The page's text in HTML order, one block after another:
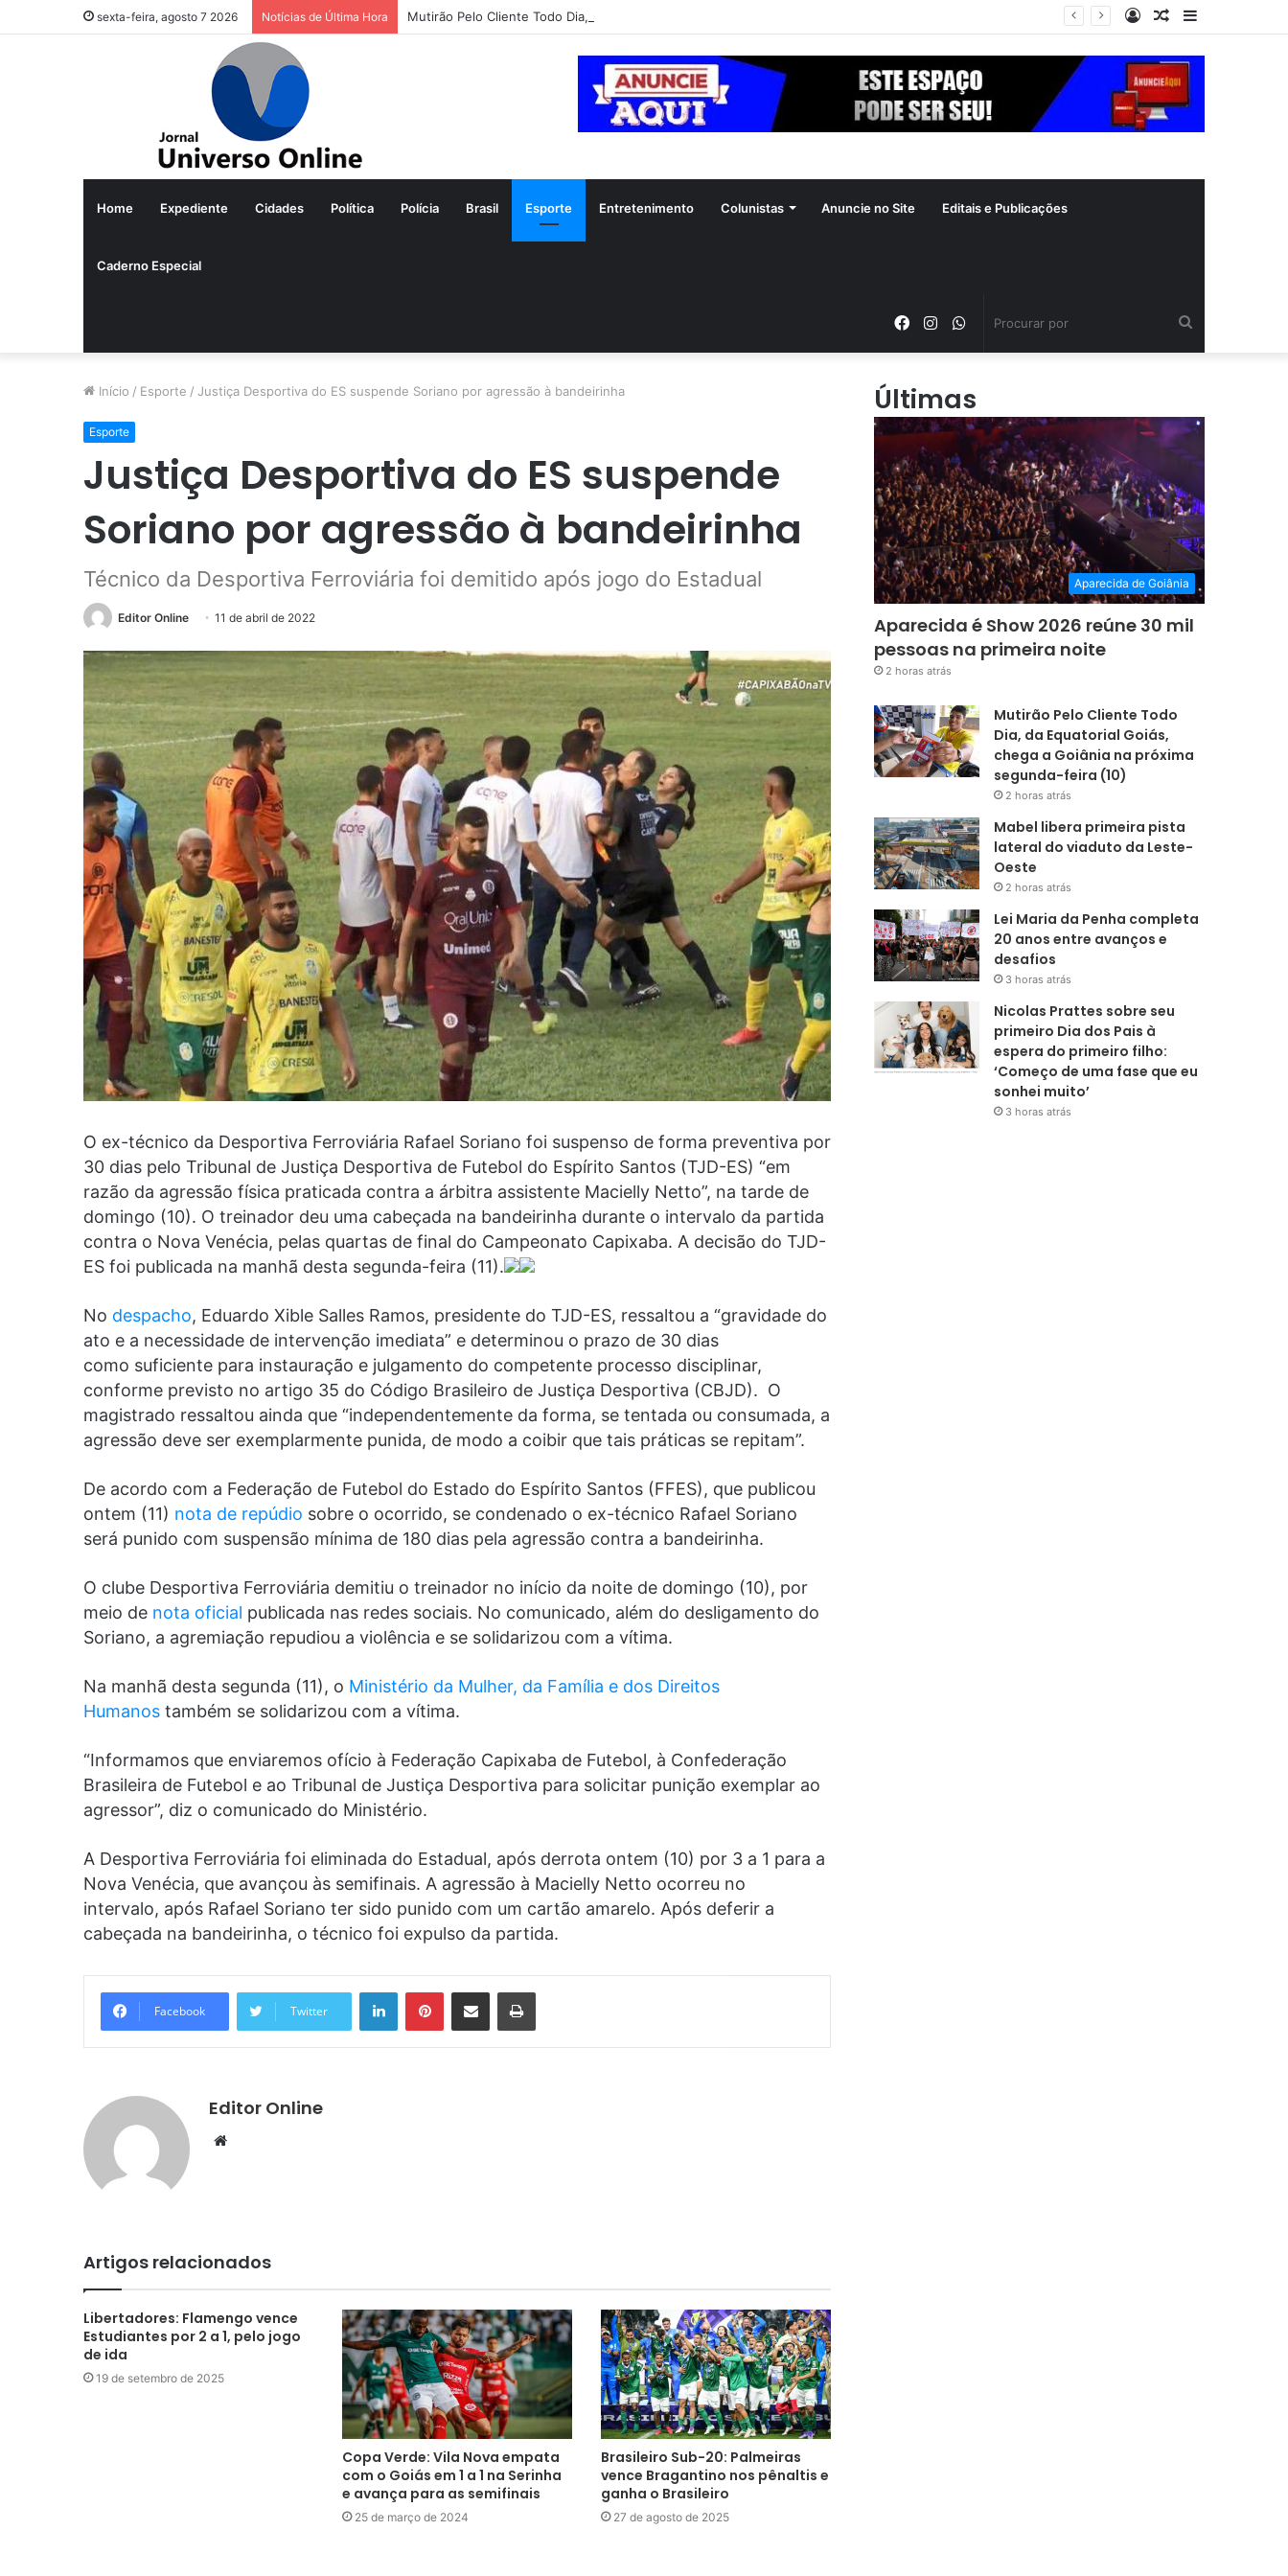
sexta-feira, agosto 7 2026 Notícias de Última Hora Mutirão Pelo Cliente Todo Dia, da Equatorial Goiás, chega a Goiânia na próxima segunda-feira (10)
Barra
Artigo
Entrar
Home Expediente Cidades Política Polícia Brasil Esporte Entretenimento Colunistas Anuncie no Site Editais e Publicações
Caderno Especial
WhatsApp
Instagram
Facebook
Início / Esporte / Justiça Desportiva do ES suspende Soriano por agressão à bandeirinha
Esporte
Justiça Desportiva do ES suspende
Soriano por agressão à bandeirinha
Técnico da Desportiva Ferroviária foi demitido após jogo do Estadual
Editor Online 11 de abril de 2022
O ex-técnico da Desportiva Ferroviária Rafael Soriano foi suspenso de forma preventiva por
30 dias pelo Tribunal de Justiça Desportiva de Futebol do Espírito Santos (TJD-ES) “em
razão da agressão física praticada contra a árbitra assistente Macielly Netto”, na tarde de
domingo (10). O treinador deu uma cabeçada na bandeirinha durante o intervalo da partida
contra o Nova Venécia, pelas quartas de final do Campeonato Capixaba. A decisão do TJD-
ES foi publicada na manhã desta segunda-feira (11).
No despacho, Eduardo Xible Salles Ramos, presidente do TJD-ES, ressaltou a “gravidade do
ato e a necessidade de intervenção imediata” e determinou o prazo de 30 dias
como suficiente para instauração e julgamento do competente processo disciplinar,
conforme previsto no artigo 35 do Código Brasileiro de Justiça Desportiva (CBJD). O
magistrado ressaltou ainda que “independentemente da forma, se tentada ou consumada, a
agressão deve ser exemplarmente punida, de modo a coibir que tais práticas se repitam”.
De acordo com a Federação de Futebol do Estado do Espírito Santos (FFES), que publicou
ontem (11) nota de repúdio sobre o ocorrido, se condenado o ex-técnico Rafael Soriano
será punido com suspensão mínima de 180 dias pela agressão contra a bandeirinha.
O clube Desportiva Ferroviária demitiu o treinador no início da noite de domingo (10), por
meio de nota oficial publicada nas redes sociais. No comunicado, além do desligamento do
Soriano, a agremiação repudiou a violência e se solidarizou com a vítima.
Na manhã desta segunda (11), o Ministério da Mulher, da Família e dos Direitos
Humanos também se solidarizou com a vítima.
“Informamos que enviaremos ofício à Federação Capixaba de Futebol, à Confederação
Brasileira de Futebol e ao Tribunal de Justiça Desportiva para solicitar punição exemplar ao
agressor”, diz o comunicado do Ministério.
A Desportiva Ferroviária foi eliminada do Estadual, após derrota ontem (10) por 3 a 1 para a
Nova Venécia, que avançou às semifinais. A agressão à Macielly Netto ocorreu no
intervalo, após Rafael Soriano ter sido punido com um cartão amarelo. Após deferir a
cabeçada na bandeirinha, o técnico foi expulso da partida.
Facebook Twitter
LinkedinPinterestCompartilhar via e-mail Imprimir
Editor Online
Website
Artigos relacionados
Libertadores: Flamengo vence
Estudiantes por 2 a 1, pelo jogo
de ida
19 de setembro de 2025
Copa Verde: Vila Nova empata
com o Goiás em 1 a 1 na Serinha
e avança para as semifinais
25 de março de 2024
Brasileiro Sub-20: Palmeiras
vence Bragantino nos pênaltis e
ganha o Brasileiro
27 de agosto de 2025
Últimas
Aparecida de Goiânia
Aparecida é Show 2026 reúne 30 mil
pessoas na primeira noite
2 horas atrás
Mutirão Pelo Cliente Todo
Dia, da Equatorial Goiás,
chega a Goiânia na próxima
segunda-feira (10)
2 horas atrás
Mabel libera primeira pista
lateral do viaduto da Leste-
Oeste
2 horas atrás
Lei Maria da Penha completa
20 anos entre avanços e
desafios
3 horas atrás
Nicolas Prattes sobre seu
primeiro Dia dos Pais à
espera do primeiro filho:
‘Começo de uma fase que eu
sonhei muito’
3 horas atrás